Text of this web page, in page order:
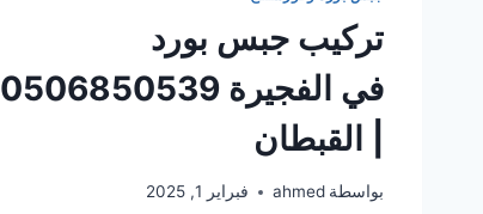
تركيب جبس بورد
في الفجيرة 0506850539
| القبطان
بواسطة ahmed فبراير 1, 2025